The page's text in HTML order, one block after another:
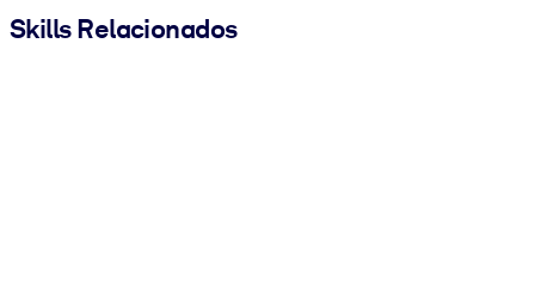
Skills Relacionados